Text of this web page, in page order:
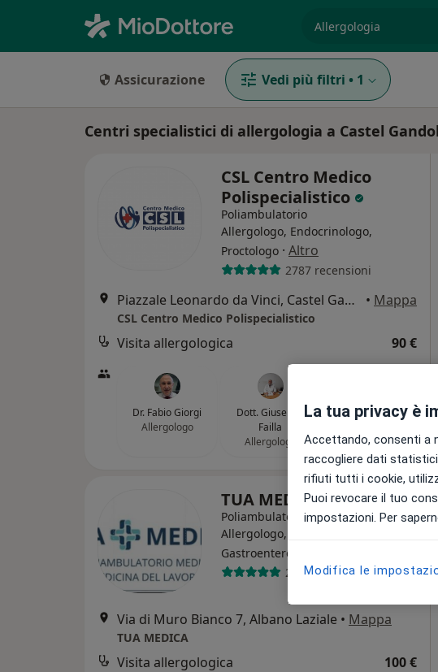
Assicurazione Vedi più filtri • 1
Centri specialistici di allergologia a Castel
CSL Centro Medico
Polispecialistico
Poliambulatorio
Allergologo, Endocrinologo,
Proctologo · Altro
2787 recensioni
Piazzale Leonardo da Vinci, Castel Gandolfo • Mappa
CSL Centro Medico Polispecialistico
Visita allergologica 90 €
Dr. Fabio Giorgi
Allergologo
Dott. Giuseppe
Failla
Allergologo
TUA MEDICA
Poliambulatorio
Allergologo, Urologo,
Gastroenterologo
2257 recensioni
Via di Muro Bianco 7, Albano Laziale • Mappa
TUA MEDICA
Visita allergologica 100 €
La tua privacy è
Accettando, consenti a
raccogliere dati
rifiuti tutti i cookie,
Puoi revocare il tuo
impostazioni. Per
Modifica le